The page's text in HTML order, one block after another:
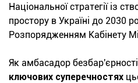
Національної стратегії із
простору в Україні до 2030
Розпорядженням Кабінету
Як амбасадор
ключових суперечностях